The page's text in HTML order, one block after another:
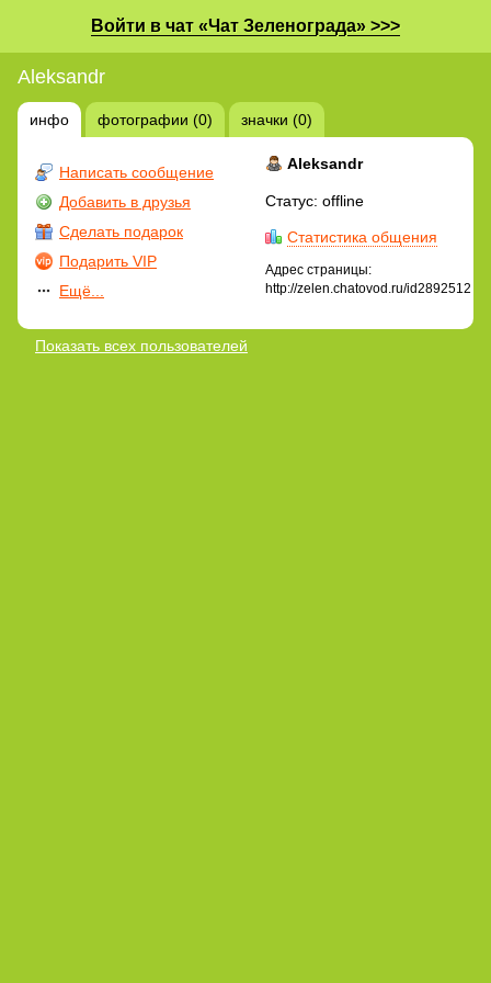
Войти в чат «Чат Зеленограда» >>>
Aleksandr
инфо фотографии (0) значки (0)
Написать сообщение
Добавить в друзья
Сделать подарок
Подарить VIP
Ещё...
Aleksandr
Статус: offline
Статистика общения
Адрес страницы:
http://zelen.chatovod.ru/id2892512
Показать всех пользователей